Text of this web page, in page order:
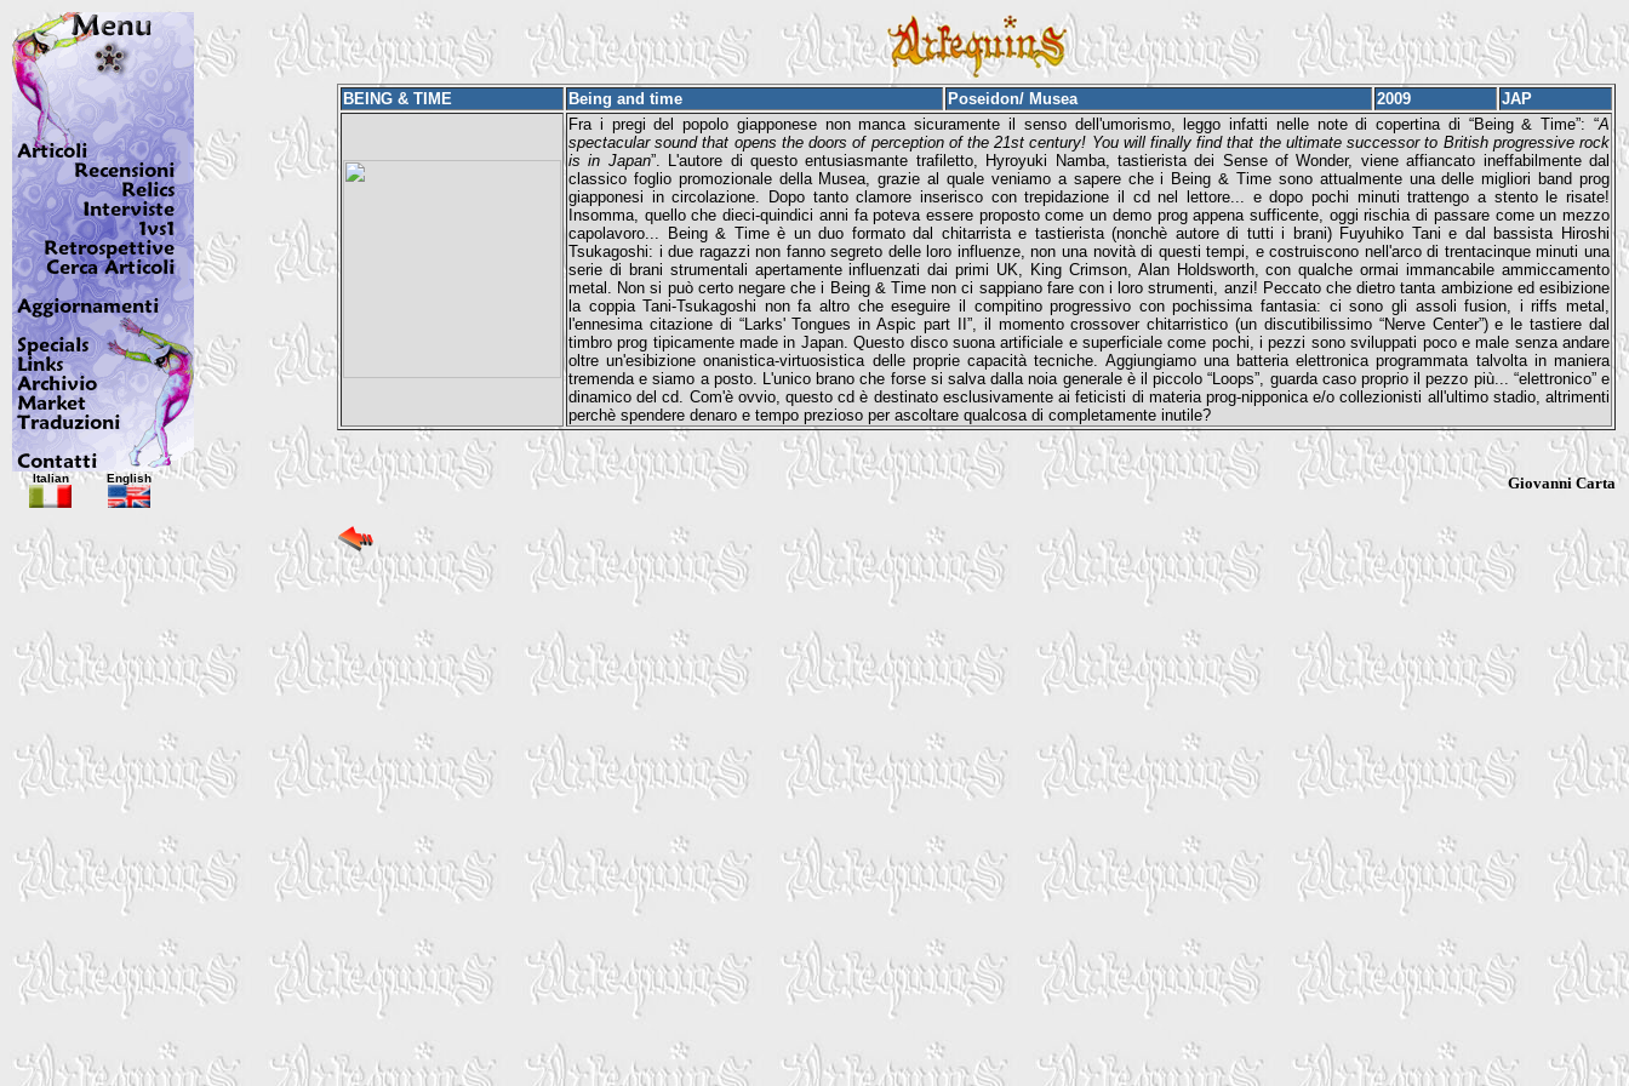
BEING & TIME Being and time Poseidon/ Musea 2009
JAP
Fra i pregi del popolo giapponese non manca sicuramente il senso dell'umorismo, leggo infatti nelle note di copertina di “Being & Time”: “A
spectacular sound that opens the doors of perception of the 21st century! You will finally find that the ultimate successor to British progressive rock
is in Japan”. L'autore di questo entusiasmante trafiletto, Hyroyuki Namba, tastierista dei Sense of Wonder, viene affiancato ineffabilmente dal
classico foglio promozionale della Musea, grazie al quale veniamo a sapere che i Being & Time sono attualmente una delle migliori band prog
giapponesi in circolazione. Dopo tanto clamore inserisco con trepidazione il cd nel lettore... e dopo pochi minuti trattengo a stento le risate!
Insomma, quello che dieci-quindici anni fa poteva essere proposto come un demo prog appena sufficente, oggi rischia di passare come un mezzo
capolavoro... Being & Time è un duo formato dal chitarrista e tastierista (nonchè autore di tutti i brani) Fuyuhiko Tani e dal bassista Hiroshi
Tsukagoshi: i due ragazzi non fanno segreto delle loro influenze, non una novità di questi tempi, e costruiscono nell'arco di trentacinque minuti una
serie di brani strumentali apertamente influenzati dai primi UK, King Crimson, Alan Holdsworth, con qualche ormai immancabile ammiccamento
metal. Non si può certo negare che i Being & Time non ci sappiano fare con i loro strumenti, anzi! Peccato che dietro tanta ambizione ed esibizione
la coppia Tani-Tsukagoshi non fa altro che eseguire il compitino progressivo con pochissima fantasia: ci sono gli assoli fusion, i riffs metal,
l'ennesima citazione di “Larks' Tongues in Aspic part II”, il momento crossover chitarristico (un discutibilissimo “Nerve Center”) e le tastiere dal
timbro prog tipicamente made in Japan. Questo disco suona artificiale e superficiale come pochi, i pezzi sono sviluppati poco e male senza andare
oltre un'esibizione onanistica-virtuosistica delle proprie capacità tecniche. Aggiungiamo una batteria elettronica programmata talvolta in maniera
tremenda e siamo a posto. L'unico brano che forse si salva dalla noia generale è il piccolo “Loops”, guarda caso proprio il pezzo più... “elettronico” e
dinamico del cd. Com'è ovvio, questo cd è destinato esclusivamente ai feticisti di materia prog-nipponica e/o collezionisti all'ultimo stadio, altrimenti
perchè spendere denaro e tempo prezioso per ascoltare qualcosa di completamente inutile?
Giovanni Carta
Italian English